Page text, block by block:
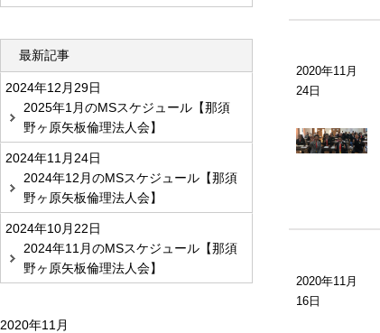
2020年11月
24日
2020年11月
16日
最新記事
2024年12月29日
2025年1月のMSスケジュール【那須
野ヶ原矢板倫理法人会】
2024年11月24日
2024年12月のMSスケジュール【那須
野ヶ原矢板倫理法人会】
2024年10月22日
2024年11月のMSスケジュール【那須
野ヶ原矢板倫理法人会】
2020年11月